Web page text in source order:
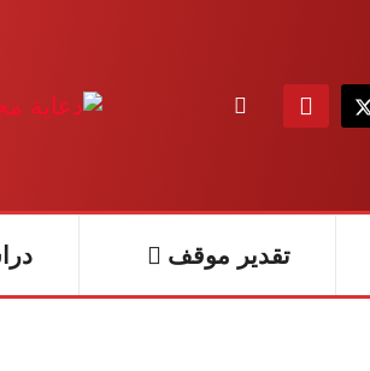
تقدير موقف